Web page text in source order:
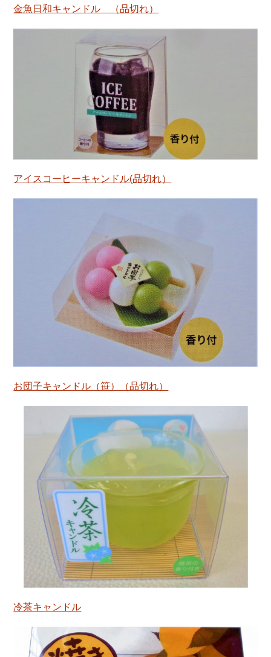
金魚日和キャンドル （品切れ）
アイスコーヒーキャンドル(品切れ）
お団子キャンドル（笹）（品切れ）
冷茶キャンドル